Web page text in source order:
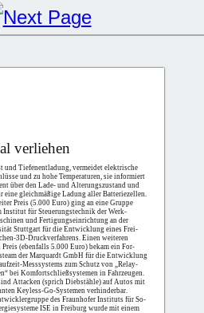
verliehen
und Tiefenentladung, vermeidet elektrische
und zu hohe Temperaturen, sie informiert
über den Lade- und Alterungszustand und
eine gleichmäßige Ladung aller Batteriezellen.
Preis (5.000 Euro) ging an eine Gruppe
Institut für Steuerungstechnik der Werk-
und Fertigungseinrichtung an der
Stuttgart für die Entwicklung eines Frei-
3D-Druckverfahrens. Einen weiteren
Preis (ebenfalls 5.000 Euro) bekam ein For-
der Marquardt GmbH für die Entwicklung
Messsystems zum Schutz von „Relay-
bei Komfortschließsystemen in Fahrzeugen.
Attacken (sprich Diebstähle) auf Autos mit
Keyless-Go-Systemen verhinderbar.
des Fraunhofer Instituts für So-
ISE in Freiburg wurde mit einem